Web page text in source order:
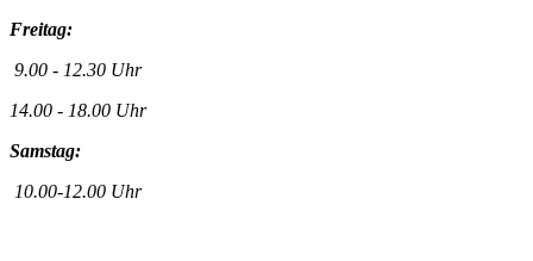
Freitag:
9.00 - 12.30 Uhr
14.00 - 18.00 Uhr
Samstag:
10.00-12.00 Uhr